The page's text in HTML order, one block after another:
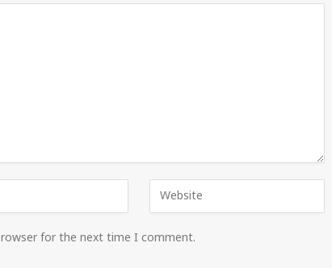
for the next time I comment.